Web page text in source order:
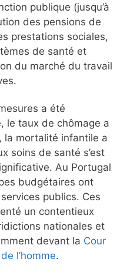
publique (jusqu’à
des pensions de
prestations sociales,
de santé et
du marché du travail
a été
le taux de chômage a
la mortalité infantile a
soins de santé s’est
Au Portugal
budgétaires ont
publics. Ces
un contentieux
nationales et
devant la Cour
l’homme.